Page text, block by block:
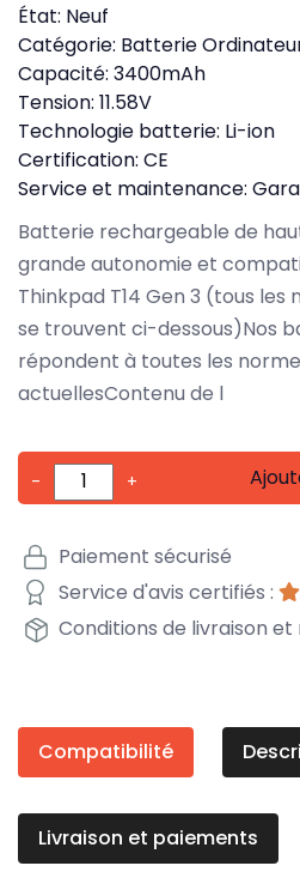
État: Neuf
Catégorie: Batterie
Capacité: 3400mAh
Tension: 11.58V
Technologie batterie: Li-ion
Certification: CE
Service et maintenance:
Batterie rechargeable de
grande autonomie et
Thinkpad T14 Gen 3 (tous
se trouvent ci-dessous)Nos
répondent à toutes les
actuellesContenu de l
- +
Paiement sécurisé
Service d'avis certifiés :
Conditions de livraison
Compatibilité
Livraison et paiements